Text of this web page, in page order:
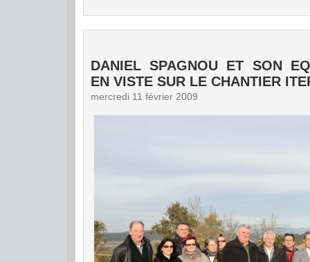
DANIEL SPAGNOU ET SON
EN VISTE SUR LE CHANTIER
mercredi 11 février 2009